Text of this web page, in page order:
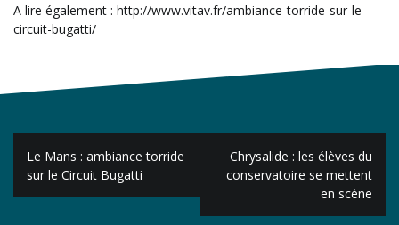
A lire également : http://www.vitav.fr/ambiance-torride-sur-le-
circuit-bugatti/
Navigation
de
l’article
Le Mans : ambiance torride
sur le Circuit Bugatti
Chrysalide : les élèves du
conservatoire se mettent
en scène